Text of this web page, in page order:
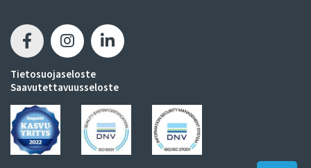
Tietosuojaseloste
Saavutettavuusseloste